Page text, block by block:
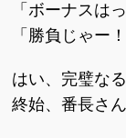
「ボーナスは
「勝負じゃー！
はい、完璧な
終始、番長さ